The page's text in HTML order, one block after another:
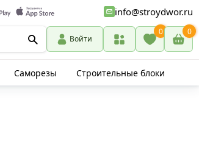
info@stroydwor.ru
Войти
0 0
Саморезы Строительные блоки